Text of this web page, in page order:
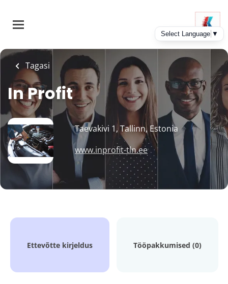
main
Tagasi
In Profit
Taevakivi 1, Tallinn, Estonia
www.inprofit-tln.ee
Ettevõtte kirjeldus Tööpakkumised (0)